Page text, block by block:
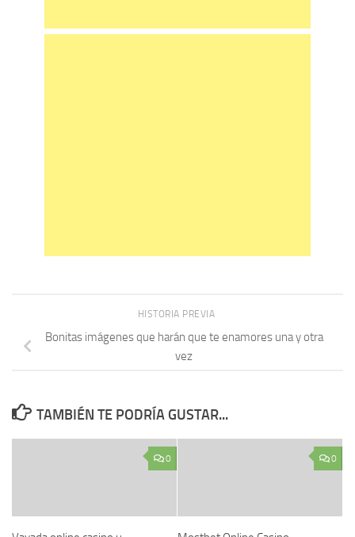
HISTORIA PREVIA
Bonitas imágenes que harán que te enamores una y otra
vez
TAMBIÉN TE PODRÍA GUSTAR...
0 0